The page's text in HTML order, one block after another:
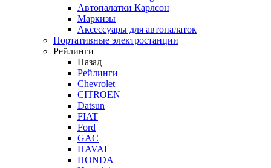
Автопалатки Карлсон
Маркизы
Аксессуары для автопалаток
Портативные электростанции
Рейлинги
Назад
Рейлинги
Chevrolet
CITROEN
Datsun
FIAT
Ford
GAC
HAVAL
HONDA